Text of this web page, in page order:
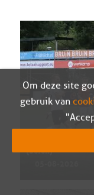
Wedstrijdverslag
(oefen)
Om deze site
gebruik van